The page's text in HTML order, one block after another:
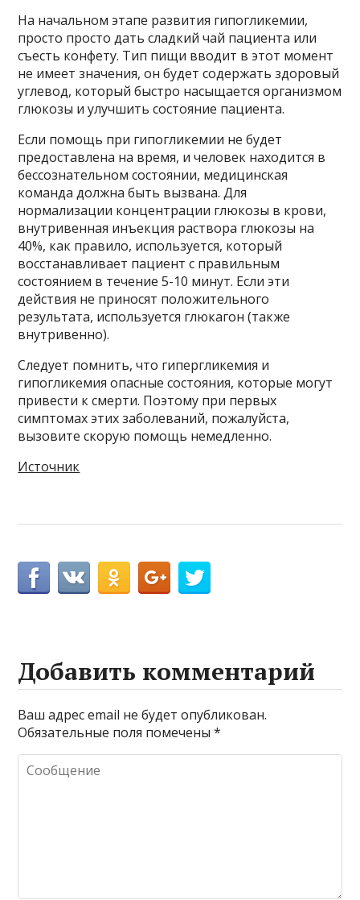
На начальном этапе развития гипогликемии,
просто просто дать сладкий чай пациента или
съесть конфету. Тип пищи вводит в этот момент
не имеет значения, он будет содержать здоровый
углевод, который быстро насыщается организмом
глюкозы и улучшить состояние пациента.
Если помощь при гипогликемии не будет
предоставлена ​​на время, и человек находится в
бессознательном состоянии, медицинская
команда должна быть вызвана. Для
нормализации концентрации глюкозы в крови,
внутривенная инъекция раствора глюкозы на
40%, как правило, используется, который
восстанавливает пациент с правильным
состоянием в течение 5-10 минут. Если эти
действия не приносят положительного
результата, используется глюкагон (также
внутривенно).
Следует помнить, что гипергликемия и
гипогликемия опасные состояния, которые могут
привести к смерти. Поэтому при первых
симптомах этих заболеваний, пожалуйста,
вызовите скорую помощь немедленно.
Источник
Добавить комментарий
Ваш адрес email не будет опубликован.
Обязательные поля помечены*